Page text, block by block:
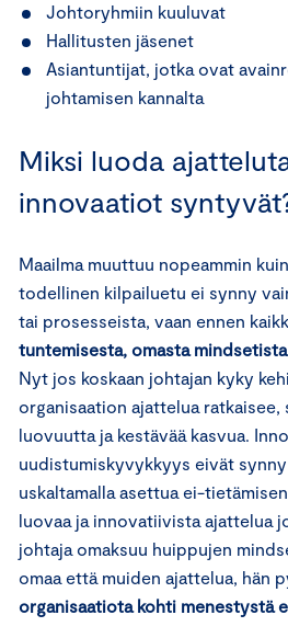
Johtoryhmiin kuuluvat
Hallitusten jäsenet
Asiantuntijat, jotka ovat
johtamisen kannalta
Miksi luoda
innovaatiot
Maailma muuttuu nopeammin
todellinen kilpailuetu ei synny
tai prosesseista, vaan ennen
tuntemisesta, omasta
Nyt jos koskaan johtajan kyky
organisaation ajattelua
luovuutta ja kestävää kasvua.
uudistumiskyvykkyys eivät
uskaltamalla asettua ei-
luovaa ja innovatiivista ajattelua
johtaja omaksuu huippujen
omaa että muiden ajattelua, hän
organisaatiota kohti menestystä